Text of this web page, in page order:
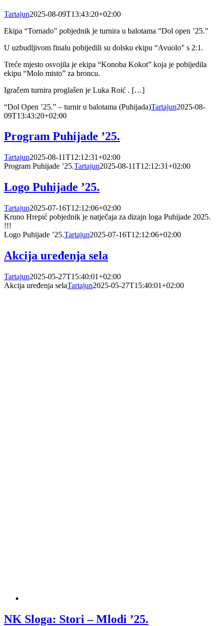
Tartajun2025-08-09T13:43:20+02:00
Ekipa “Tornado” pobjednik je turnira u balotama “Dol open ’25.”
U uzbudljivom finalu pobijedili su dolsku ekipu “Avuolo” s 2:1.
Treće mjesto osvojila je ekipa “Konoba Kokot” koja je pobijedila
ekipu “Molo misto” za broncu.
Igračem turnira proglašen je Luka Roić . […]
“Dol Open ’25.” – turnir u balotama (Puhijada)Tartajun2025-08-
09T13:43:20+02:00
Program Puhijade ’25.
Tartajun2025-08-11T12:12:31+02:00
Program Puhijade ’25.Tartajun2025-08-11T12:12:31+02:00
Logo Puhijade ’25.
Tartajun2025-07-16T12:12:06+02:00
Kruno Hrepić pobjednik je natječaja za dizajn loga Puhijade 2025.
!!!
Logo Puhijade ’25.Tartajun2025-07-16T12:12:06+02:00
Akcija uređenja sela
Tartajun2025-05-27T15:40:01+02:00
Akcija uređenja selaTartajun2025-05-27T15:40:01+02:00
NK Sloga: Stori – Mlodi ’25.